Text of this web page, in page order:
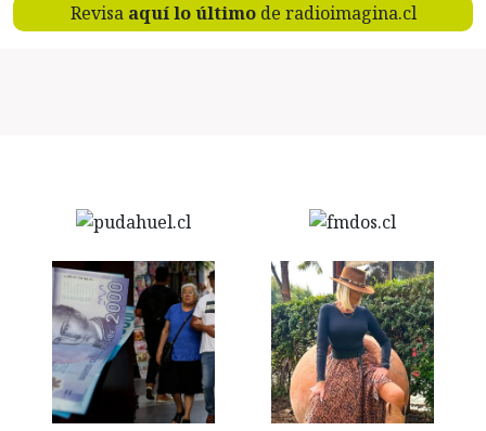
Revisa aquí lo últimode radioimagina.cl